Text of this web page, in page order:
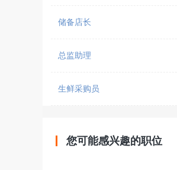
储备店长
总监助理
生鲜采购员
您可能感兴趣的职位